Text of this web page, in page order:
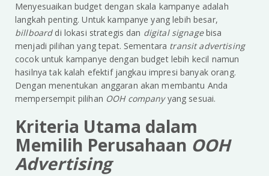
Menyesuaikan budget dengan skala kampanye adalah
langkah penting. Untuk kampanye yang lebih besar,
billboarddi lokasi strategis dan digital signagebisa
menjadi pilihan yang tepat. Sementara transit advertising
cocok untuk kampanye dengan budget lebih kecil namun
hasilnya tak kalah efektif jangkau impresi banyak orang.
Dengan menentukan anggaran akan membantu Anda
mempersempit pilihan OOH companyyang sesuai.
Kriteria Utama dalam
Memilih Perusahaan OOH
Advertising